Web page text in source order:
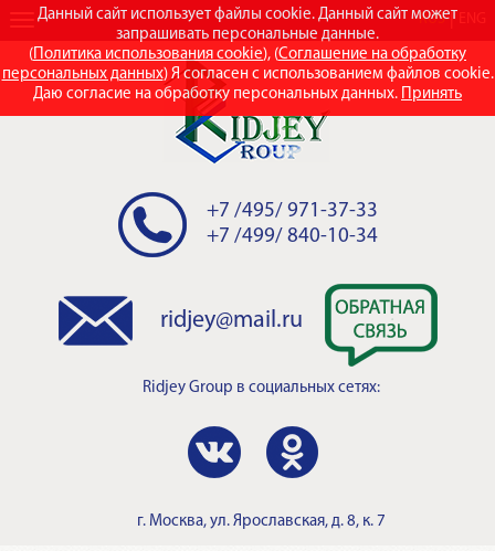
Данный сайт использует файлы cookie. Данный сайт может
запрашивать персональные данные.
(Политика использования cookie), (Соглашение на обработку
персональных данных) Я согласен с использованием файлов cookie.
Даю согласие на обработку персональных данных. Принять
RUS
+7 /495/ 971-37-33
+7 /499/ 840-10-34
ridjey@mail.ru
Ridjey Group в социальных сетях:
г. Москва, ул. Ярославская, д. 8, к. 7